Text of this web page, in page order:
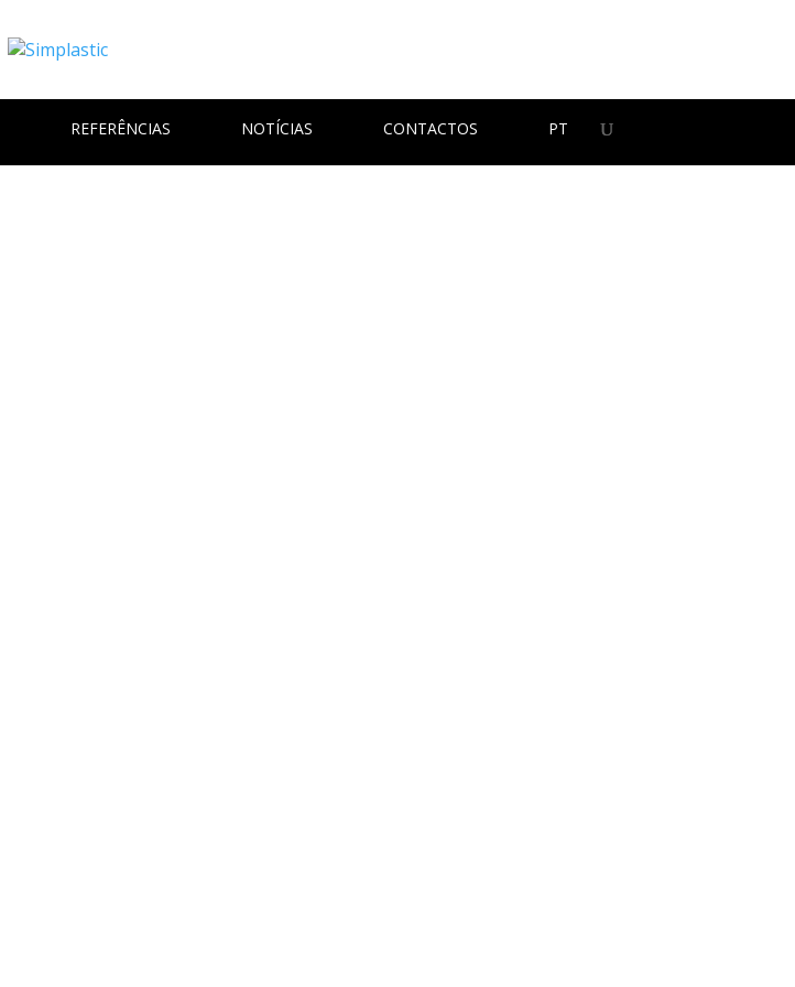
REFERÊNCIAS NOTÍCIAS CONTACTOS PT